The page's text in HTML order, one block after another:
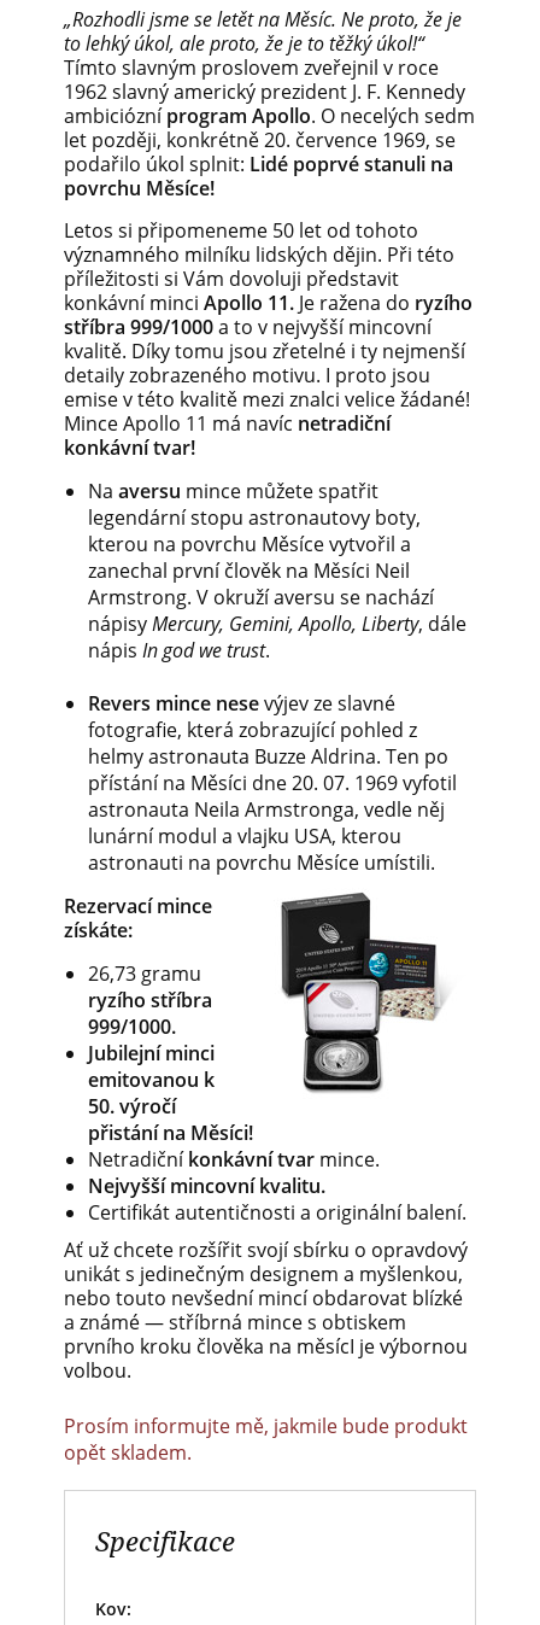
„Rozhodli jsme se letět na Měsíc. Ne proto, že je
to lehký úkol, ale proto, že je to těžký úkol!“
Tímto slavným proslovem zveřejnil v roce
1962 slavný americký prezident J. F. Kennedy
ambiciózníprogram Apollo. O necelých sedm
let později, konkrétně 20. července 1969, se
podařilo úkol splnit: Lidé poprvé stanuli na
povrchu Měsíce!
Letos si připomeneme 50 let od tohoto
významného milníku lidských dějin. Při této
příležitosti si Vám dovoluji představit
konkávní minci Apollo 11. Je ražena do ryzího
stříbra 999/1000a to v nejvyšší mincovní
kvalitě. Díky tomu jsou zřetelné i ty nejmenší
detaily zobrazeného motivu. I proto jsou
emise v této kvalitě mezi znalci velice žádané!
Mince Apollo 11 má navíc netradiční
konkávní tvar!
Na aversu mince můžete spatřit
legendární stopu astronautovy boty,
kterou na povrchu Měsíce vytvořil a
zanechal první člověk na Měsíci Neil
Armstrong. V okruží aversu se nachází
nápisyMercury, Gemini, Apollo, Liberty, dále
nápis In god we trust.
Revers mince nesevýjev ze slavné
fotografie, která zobrazující pohled z
helmy astronauta Buzze Aldrina. Ten po
přístání na Měsíci dne 20. 07. 1969 vyfotil
astronauta Neila Armstronga, vedle něj
lunární modul a vlajku USA, kterou
astronauti na povrchu Měsíce umístili.
Rezervací mince
získáte:
26,73 gramu
ryzího stříbra
999/1000.
Jubilejní minci
emitovanou k
50. výročí
přistání na Měsíci!
Netradičníkonkávní tvar mince.
Nejvyšší mincovní kvalitu.
Certifikát autentičnosti a originální balení.
Ať už chcete rozšířit svojí sbírku o opravdový
unikát s jedinečným designem a myšlenkou,
nebo touto nevšední mincí obdarovat blízké
a známé — stříbrná mince s obtiskem
prvního kroku člověka na měsícI je výbornou
volbou.
Prosím informujte mě, jakmile bude produkt
opět skladem.
Specifikace
Kov: